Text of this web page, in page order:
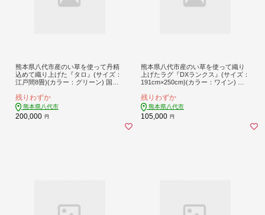
熊本県八代市産のい草を使って丹精
込めて織り上げた『タロ』(サイズ：
江戸間8畳)(カラー：グリーン) 国産
敷き物
残りわずか
熊本県八代市
200,000 円
熊本県八代市産のい草を使って織り
上げたラグ『DXランクス』(サイズ：
191cm×250cm)(カラー：ワイン) 国
絨毯 マット 織物 敷き物 インテリア
残りわずか
熊本県八代市
105,000 円